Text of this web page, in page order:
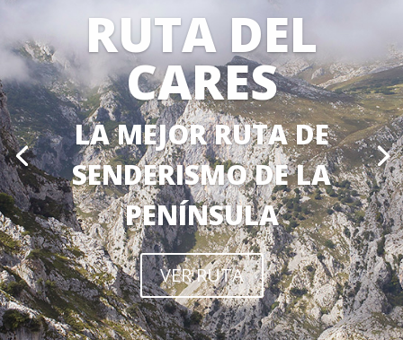
RUTA DEL
CARES
LA MEJOR RUTA DE
SENDERISMO DE LA
PENÍNSULA
VER RUTA